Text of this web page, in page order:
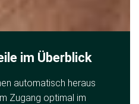
im Überblick
automatisch heraus
Zugang optimal im